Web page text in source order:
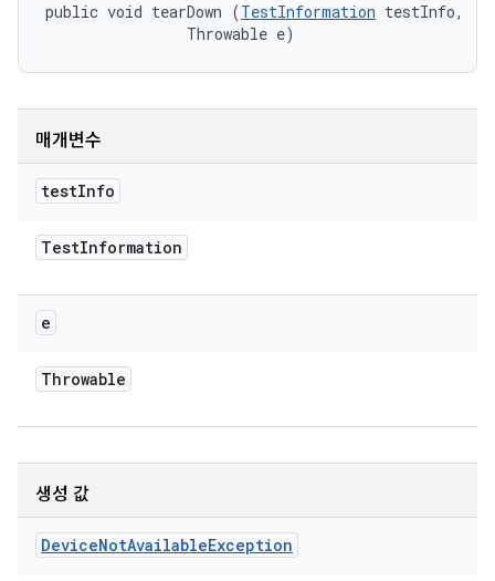
public void tearDown (TestInformation testInfo,
                Throwable e)
매개변수
testInfo
TestInformation
e
Throwable
생성 값
DeviceNotAvailableException